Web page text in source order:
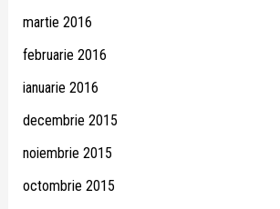
martie 2016
februarie 2016
ianuarie 2016
decembrie 2015
noiembrie 2015
octombrie 2015